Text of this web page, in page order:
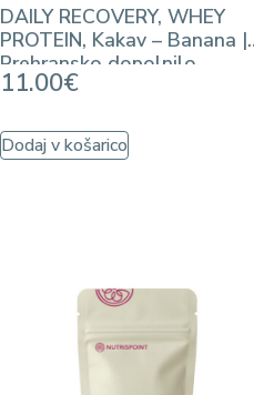
DAILY RECOVERY, WHEY
PROTEIN, Kakav – Banana |
Prehransko dopolnilo
11.00€
Dodaj v košarico